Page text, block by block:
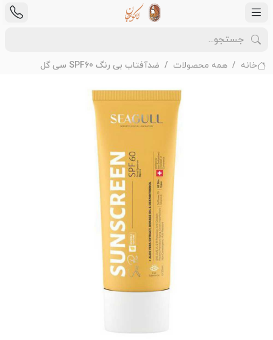
خانه همه محصولات ضدآفتاب بی رنگ SPF60 سی گل